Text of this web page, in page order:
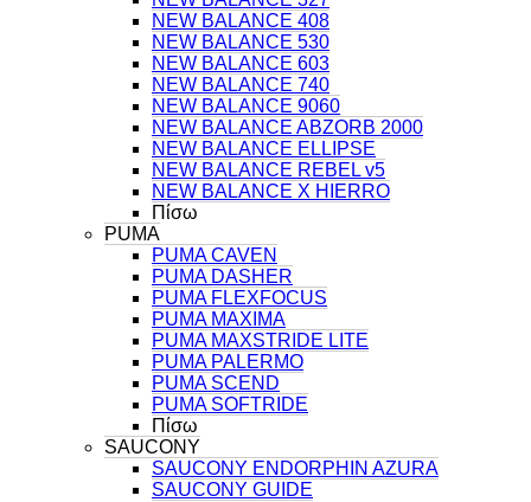
NEW BALANCE 408
NEW BALANCE 530
NEW BALANCE 603
NEW BALANCE 740
NEW BALANCE 9060
NEW BALANCE ABZORB 2000
NEW BALANCE ELLIPSE
NEW BALANCE REBEL v5
NEW BALANCE X HIERRO
Πίσω
PUMA
PUMA CAVEN
PUMA DASHER
PUMA FLEXFOCUS
PUMA MAXIMA
PUMA MAXSTRIDE LITE
PUMA PALERMO
PUMA SCEND
PUMA SOFTRIDE
Πίσω
SAUCONY
SAUCONY ENDORPHIN AZURA
SAUCONY GUIDE